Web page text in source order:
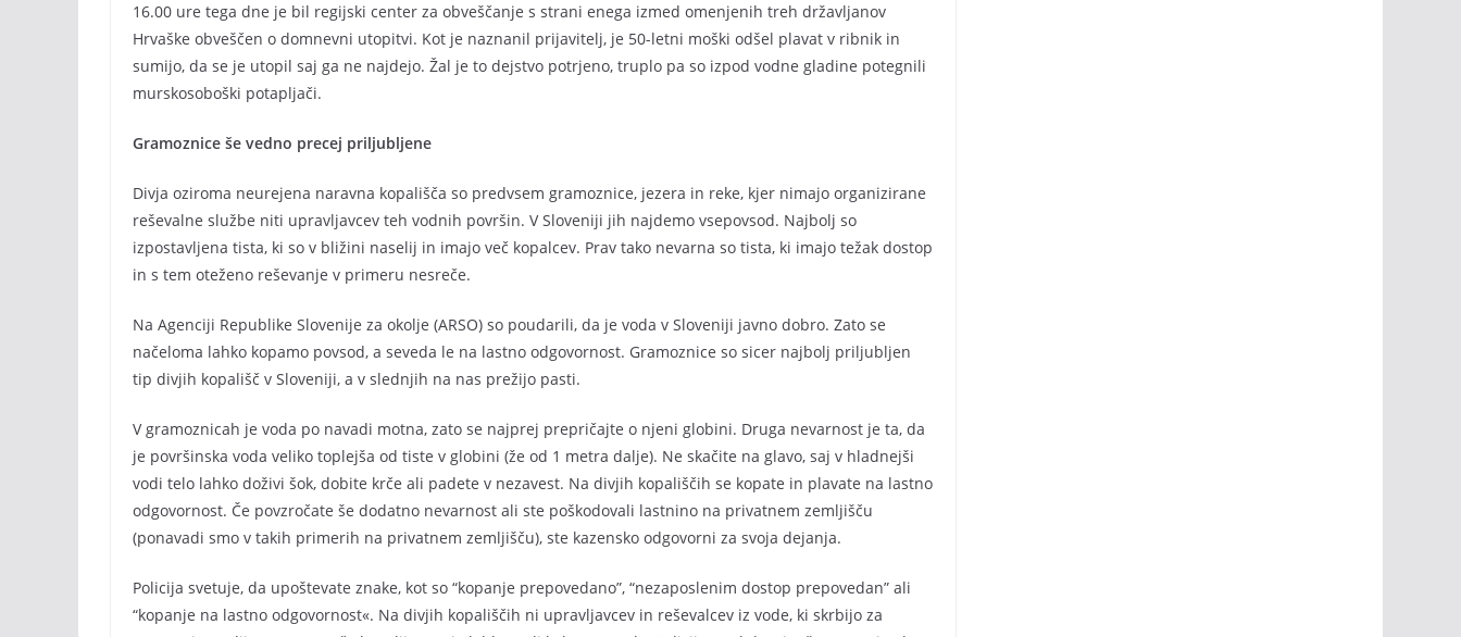
16.00 ure tega dne je bil regijski center za obveščanje s strani enega izmed omenjenih treh državljanov
Hrvaške obveščen o domnevni utopitvi. Kot je naznanil prijavitelj, je 50-letni moški odšel plavat v ribnik in
sumijo, da se je utopil saj ga ne najdejo. Žal je to dejstvo potrjeno, truplo pa so izpod vodne gladine potegnili
murskosoboški potapljači.
Gramoznice še vedno precej priljubljene
Divja oziroma neurejena naravna kopališča so predvsem gramoznice, jezera in reke, kjer nimajo organizirane
reševalne službe niti upravljavcev teh vodnih površin. V Sloveniji jih najdemo vsepovsod. Najbolj so
izpostavljena tista, ki so v bližini naselij in imajo več kopalcev. Prav tako nevarna so tista, ki imajo težak dostop
in s tem oteženo reševanje v primeru nesreče.
Na Agenciji Republike Slovenije za okolje (ARSO) so poudarili, da je voda v Sloveniji javno dobro. Zato se
načeloma lahko kopamo povsod, a seveda le na lastno odgovornost. Gramoznice so sicer najbolj priljubljen
tip divjih kopališč v Sloveniji, a v slednjih na nas prežijo pasti.
V gramoznicah je voda po navadi motna, zato se najprej prepričajte o njeni globini. Druga nevarnost je ta, da
je površinska voda veliko toplejša od tiste v globini (že od 1 metra dalje). Ne skačite na glavo, saj v hladnejši
vodi telo lahko doživi šok, dobite krče ali padete v nezavest. Na divjih kopališčih se kopate in plavate na lastno
odgovornost. Če povzročate še dodatno nevarnost ali ste poškodovali lastnino na privatnem zemljišču
(ponavadi smo v takih primerih na privatnem zemljišču), ste kazensko odgovorni za svoja dejanja.
Policija svetuje, da upoštevate znake, kot so “kopanje prepovedano”, “nezaposlenim dostop prepovedan” ali
“kopanje na lastno odgovornost«. Na divjih kopališčih ni upravljavcev in reševalcev iz vode, ki skrbijo za